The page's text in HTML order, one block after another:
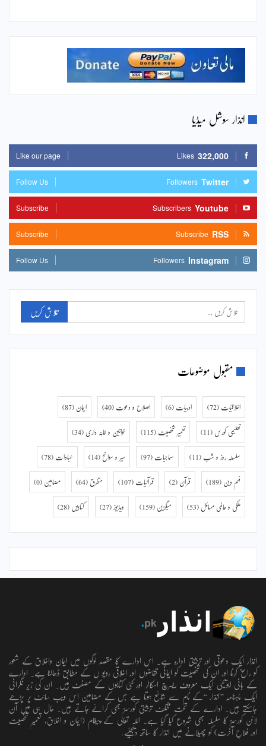
انذار سوشل میڈیا
322,000
Likes
Like our page
Twitter
Followers
Follow Us
Youtube
Subscribers
Subscribe
RSS
Subscribe
Subscribe
Instagram
Followers
Follow Us
مقبول موضوعات
اخلاقیات (72) ادبیات (6) اصلاح و دعوت (40) ایمان (87)
تعلیمی کورس (11) تعمیر شخصیت (115) خواتین و خانہ داری (34)
سلسلہ روز و شب (11) سماجیات (97) سیر و سوانح (14) عبادات (78)
فہم دین (189) قرآن (2) قرآنیات (107) متفرق (64) مضامین (0)
ملکی و عالمی مسائل (53) میگزین (159) ویڈیوز (27) کتابیں (28)
انذار ایک دعوتی اور تربیتی ادارہ ہے۔ اس ادارے کا مقصد لوگوں میں ایمان واخلاق کے شعور
کو راسخ کرنا اور ان کی شخصیت کو ایمانی تقاضوں اور اخلاقی رویو ں کے مطابق ڈھالنا ہے۔ ادارے
کے بانی ابویحییٰ ایک معروف ریسرچ اسکالر اور کئی کتابوں کے مصنف ہیں۔ ان کی زیر نگرانی
ایک ماہنامہ ’’انذار ‘‘کے نام سے شائع ہوتا ہے جس کے مضامین اس ویب سائٹ پر پڑھے
جاسکتے ہیں۔ ادارے کے تحت مختلف تربیتی کورسز بھی کرائے جاتے ہیں۔ حال ہی میں آن
لائن کورسز کا سلسلہ بھی شروع کیا گیا ہے۔ اللہ تعالٰی کے پیغام (ایمان و اخلاق، تعمیرِ شخصیت
اور فلاحِ آخرت) کو پھیلانے میں انذار کا ساتھ دیجئیے.